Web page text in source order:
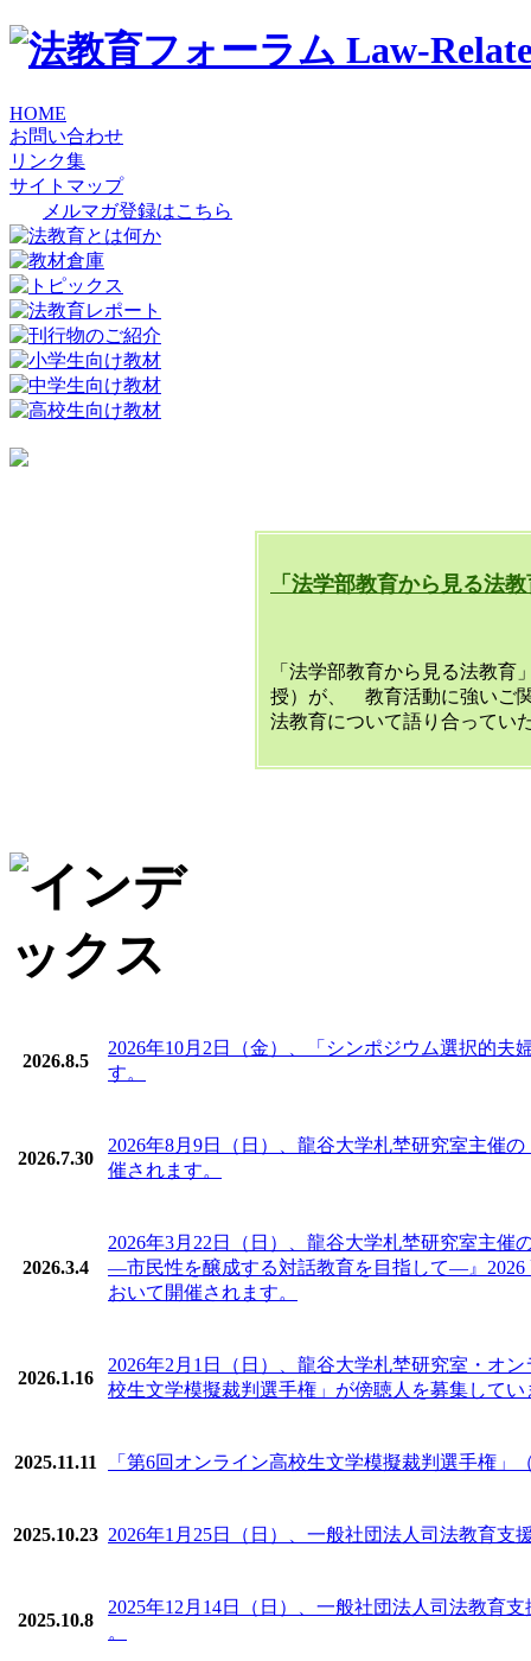
HOME
お問い合わせ
リンク集
サイトマップ
メルマガ登録はこちら
「法学部教育から見る法
「法学部教育から見る法教
授）が、 教育活動に強いご
法教育について語り合ってい
2026.8.5
2026年10月2日（金）、「シンポジウム選択的
す。
2026.7.30
2026年8月9日（日）、⿓⾕⼤学札埜研究室主催
催されます。
2026.3.4
2026年3月22日（日）、⿓⾕⼤学札埜研究室主
―市民性を醸成する対話教育を目指して―』2026
おいて開催されます。
2026.1.16
2026年2月1日（日）、⿓⾕⼤学札埜研究室・オ
校生文学模擬裁判選手権」が傍聴人を募集してい
2025.11.11 「第6回オンライン高校生文学模擬裁判選手権」
2025.10.23 2026年1月25日（日）、一般社団法人司法教育
2025.10.8
2025年12月14日（日）、一般社団法人司法教育
。